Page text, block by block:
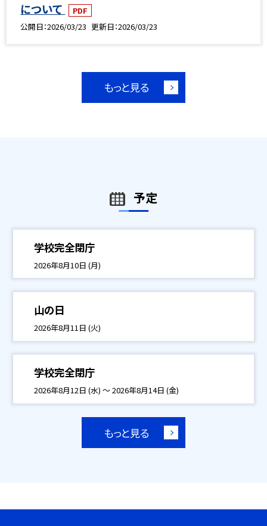
について
PDF
公開日 2026/03/23 更新日 2026/03/23
もっと見る
予定
学校完全閉庁
2026年8月10日 (月)
山の日
2026年8月11日 (火)
学校完全閉庁
2026年8月12日 (水) ～ 2026年8月14日 (金)
もっと見る